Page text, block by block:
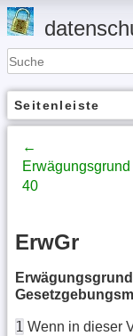
Seitenleiste
←
Erwägungsgrund
40
ErwGr
1 Wenn in dieser